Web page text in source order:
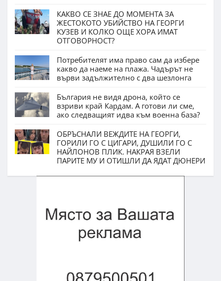
КАКВО СЕ ЗНАЕ ДО МОМЕНТА ЗА
ЖЕСТОКОТО УБИЙСТВО НА ГЕОРГИ
КУЗЕВ И КОЛКО ОЩЕ ХОРА ИМАТ
ОТГОВОРНОСТ?
Потребителят има право сам да избере
какво да наеме на плажа. Чадърът не
върви задължително с два шезлонга
България не видя дрона, който се
взриви край Кардам. А готови ли сме,
ако следващият идва към военна база?
ОБРЪСНАЛИ ВЕЖДИТЕ НА ГЕОРГИ,
ГОРИЛИ ГО С ЦИГАРИ, ДУШИЛИ ГО С
НАЙЛОНОВ ПЛИК. НАКРАЯ ВЗЕЛИ
ПАРИТЕ МУ И ОТИШЛИ ДА ЯДАТ ДЮНЕРИ